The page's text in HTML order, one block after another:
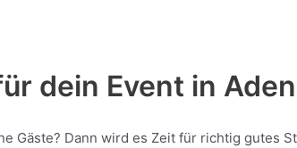
dein Event in
Gäste? Dann wird es Zeit für richtig gutes